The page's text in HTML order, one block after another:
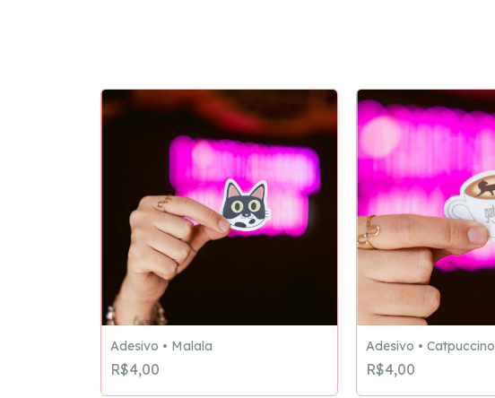
Adesivo • Malala
R$4,00
Adesivo • Catpuccino
R$4,00